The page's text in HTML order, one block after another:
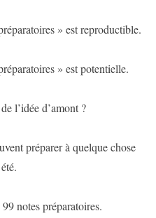
» est reproductible.
» est potentielle.
l’idée d’amont ?
préparer à quelque chose
notes préparatoires.